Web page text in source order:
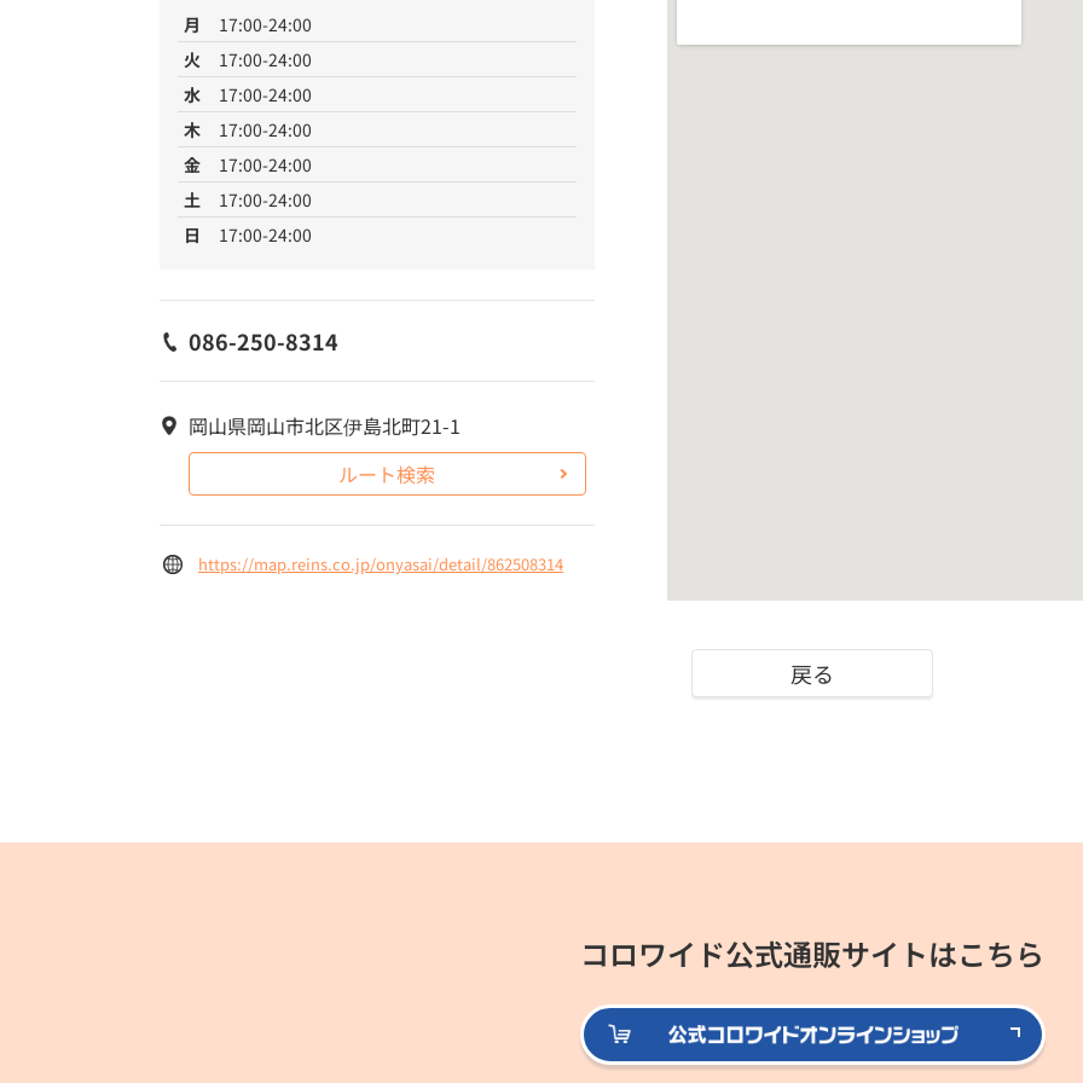
月
17:00-24:00
火
17:00-24:00
水
17:00-24:00
木
17:00-24:00
金
17:00-24:00
土
17:00-24:00
日
17:00-24:00
086-250-8314
岡山県岡山市北区伊島北町21-1
ルート検索
https://map.reins.co.jp/onyasai/detail/862508314
戻る
コロワイド公式通販サイトはこちら
公式